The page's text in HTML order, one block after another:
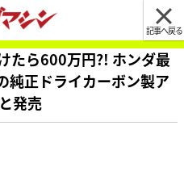
記事へ戻る
たら600万円?! ホンダ最
純正ドライカーボン製ア
発売